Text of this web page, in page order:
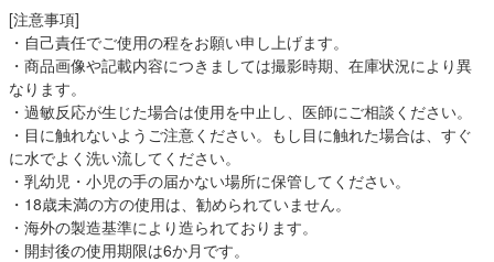
[注意事項]
・自己責任でご使用の程をお願い申し上げます。
・商品画像や記載内容につきましては撮影時期、在庫状況により異
なります。
・過敏反応が生じた場合は使用を中止し、医師にご相談ください。
・目に触れないようご注意ください。もし目に触れた場合は、すぐ
に水でよく洗い流してください。
・乳幼児・小児の手の届かない場所に保管してください。
・18歳未満の方の使用は、勧められていません。
・海外の製造基準により造られております。
・開封後の使用期限は6か月です。